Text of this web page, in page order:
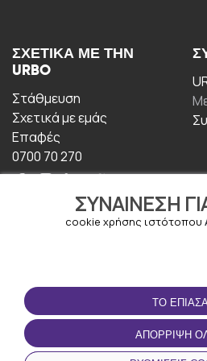
ΣΥΝΑΊΝΕΣΗ
cookie χρήσης ιστότοπου
ΤΟ
ΑΠΌΡΡΙΨΗ
ΣΧΕΤΙΚΆ ΜΕ ΤΗΝ
URBO
Στάθμευση
Σχετικά με εμάς
Επαφές
0700 70 270
ΟΡΟΙ ΧΡΉΣΗΣ
Οροι και Προϋποθέσεις
Πολιτική απορρήτου